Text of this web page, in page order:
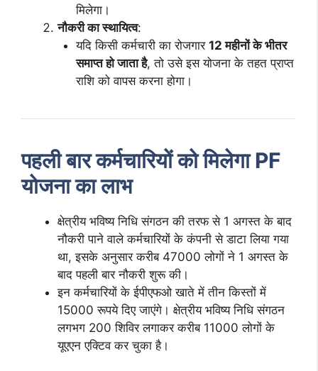
मिलेगा।
नौकरी का स्थायित्व:
यदि किसी कर्मचारी का रोजगार 12 महीनों के भीतर
समाप्त हो जाता है, तो उसे इस योजना के तहत प्राप्त
राशि को वापस करना होगा।
पहली बार कर्मचारियों को मिलेगा PF
योजना का लाभ
क्षेत्रीय भविष्य निधि संगठन की तरफ से 1 अगस्त के बाद
नौकरी पाने वाले कर्मचारियों के कंपनी से डाटा लिया गया
था, इसके अनुसार करीब 47000 लोगों ने 1 अगस्त के
बाद पहली बार नौकरी शुरू की।
इन कर्मचारियों के ईपीएफओ खाते में तीन किस्तों में
15000 रूपये दिए जाएंगे। क्षेत्रीय भविष्य निधि संगठन
लगभग 200 शिविर लगाकर करीब 11000 लोगों के
यूएएन एक्टिव कर चुका है।